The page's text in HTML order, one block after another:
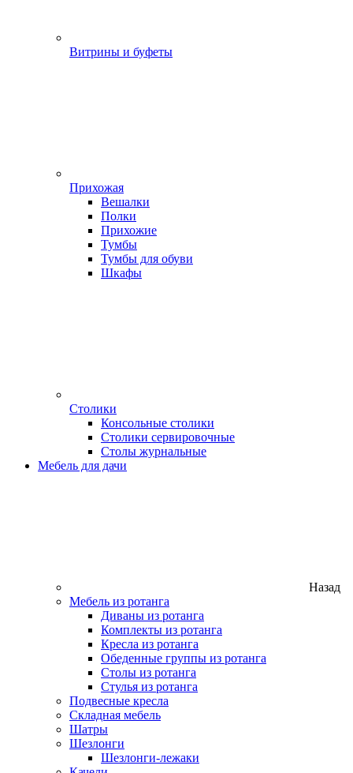
Витрины и буфеты
Прихожая
Вешалки
Полки
Прихожие
Тумбы
Тумбы для обуви
Шкафы
Столики
Консольные столики
Столики сервировочные
Столы журнальные
Мебель для дачи
Назад
Мебель из ротанга
Диваны из ротанга
Комплекты из ротанга
Кресла из ротанга
Обеденные группы из ротанга
Столы из ротанга
Стулья из ротанга
Подвесные кресла
Складная мебель
Шатры
Шезлонги
Шезлонги-лежаки